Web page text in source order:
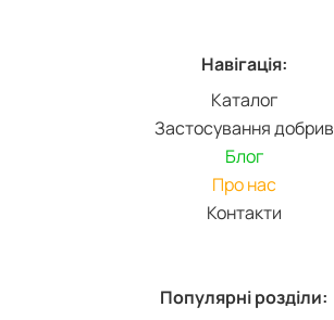
Навігація:
Каталог
Застосування добрив
Блог
Про нас
Контакти
Популярні розділи: